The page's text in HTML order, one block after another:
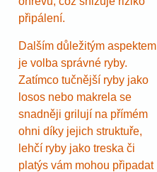
připálení.
Dalším důležitým aspektem
je volba správné ryby.
Zatímco tučnější ryby jako
losos nebo makrela se
snadněji grilují na přímém
ohni díky jejich struktuře,
lehčí ryby jako treska či
platýs vám mohou připadat